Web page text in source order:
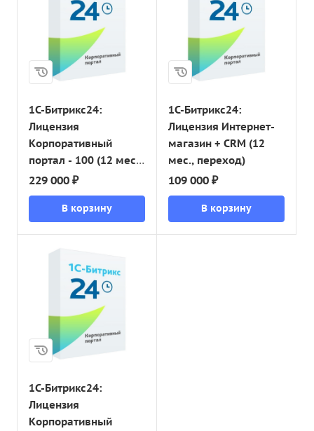
1С-Битрикс24:
Лицензия
Корпоративный
портал - 100 (12 мес.,
переход)
229 000 ₽
В корзину
1С-Битрикс24:
Лицензия Интернет-
магазин + CRM (12
мес., переход)
109 000 ₽
В корзину
1С-Битрикс24:
Лицензия
Корпоративный